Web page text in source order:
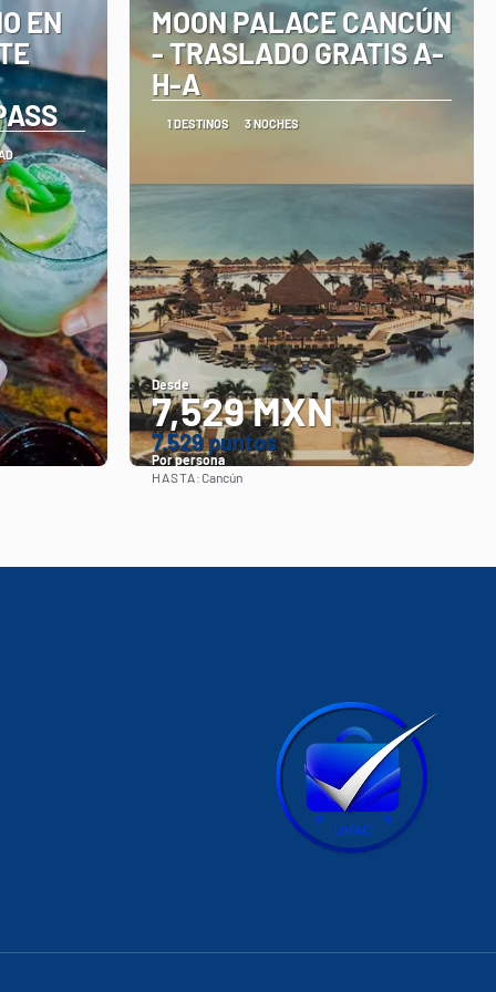
EN
MOON PALACE CANCÚN
- TRASLADO GRATIS A-
H-A
1 DESTINOS 3 NOCHES
Desde
7,529 MXN
7.529 puntos
Por persona
HASTA:Cancún